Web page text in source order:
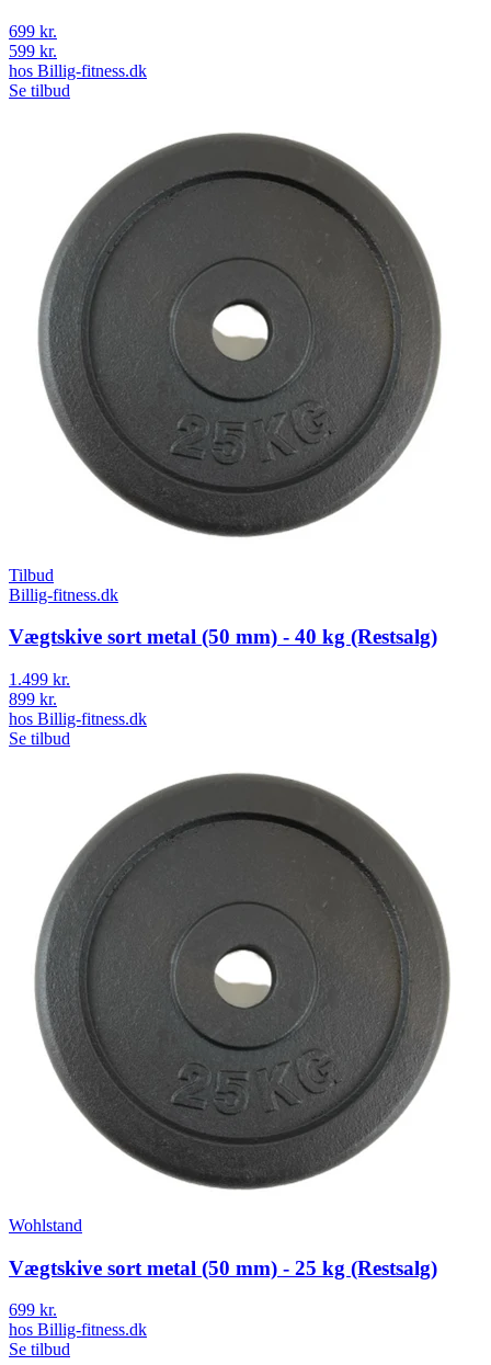
699 kr.
599 kr.
hos Billig-fitness.dk
Se tilbud
Tilbud
Billig-fitness.dk
Vægtskive sort metal (50 mm) - 40 kg (Restsalg)
1.499 kr.
899 kr.
hos Billig-fitness.dk
Se tilbud
Wohlstand
Vægtskive sort metal (50 mm) - 25 kg (Restsalg)
699 kr.
hos Billig-fitness.dk
Se tilbud